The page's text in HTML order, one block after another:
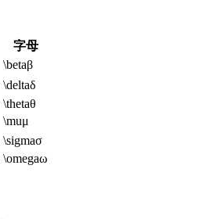
字母
\betaβ
\deltaδ
\thetaθ
\muμ
\sigmaσ
\omegaω